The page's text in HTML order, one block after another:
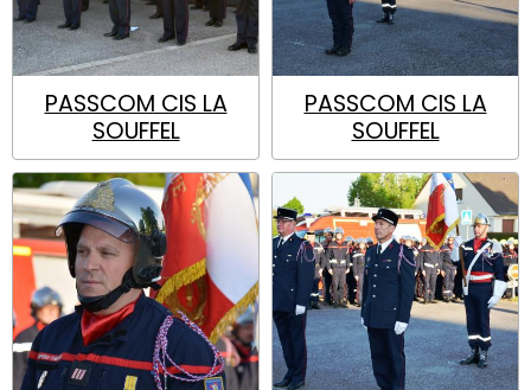
PASSCOM CIS LA
SOUFFEL
PASSCOM CIS LA
SOUFFEL